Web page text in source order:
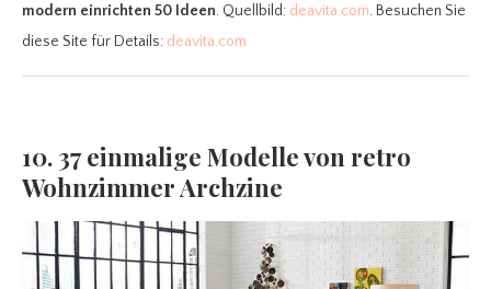
modern einrichten 50 Ideen. Quellbild: deavita.com. Besuchen Sie
diese Site für Details: deavita.com
10. 37 einmalige Modelle von retro
Wohnzimmer Archzine